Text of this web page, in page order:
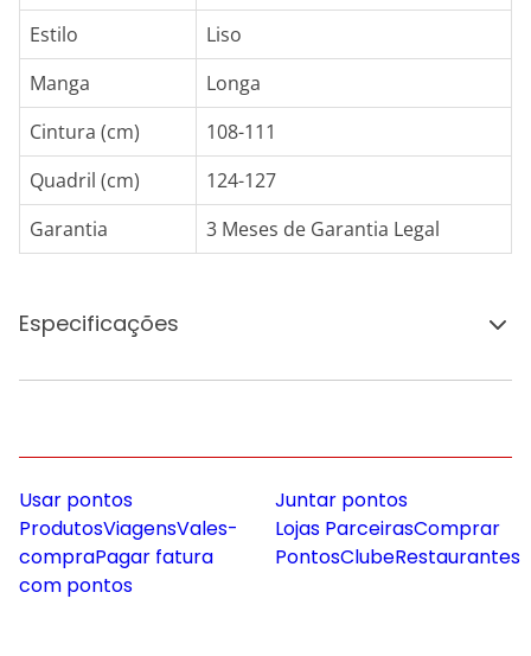
Estilo
Liso
Manga
Longa
Cintura (cm)
108-111
Quadril (cm)
124-127
Garantia
3 Meses de Garantia Legal
Especificações
Usar pontos
ProdutosViagensVales-
compraPagar fatura
com pontos
Juntar pontos
Lojas ParceirasComprar
PontosClubeRestaurantes